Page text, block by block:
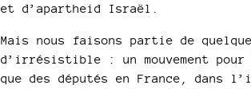
et d’apartheid Israël.
Mais nous faisons partie de
d’irrésistible : un mouvement
que des députés en France, dans